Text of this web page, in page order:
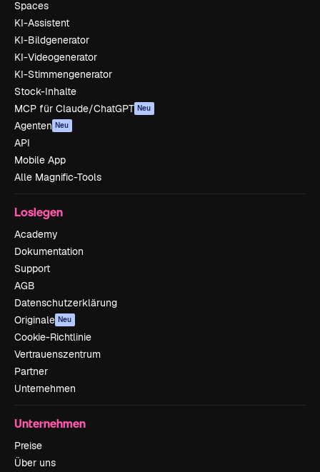
Spaces
KI-Assistent
KI-Bildgenerator
KI-Videogenerator
KI-Stimmengenerator
Stock-Inhalte
MCP für Claude/ChatGPT Neu
Agenten Neu
API
Mobile App
Alle Magnific-Tools
Loslegen
Academy
Dokumentation
Support
AGB
Datenschutzerklärung
Originale Neu
Cookie-Richtlinie
Vertrauenszentrum
Partner
Unternehmen
Unternehmen
Preise
Über uns